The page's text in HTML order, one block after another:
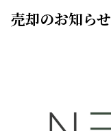
売却のお知らせ